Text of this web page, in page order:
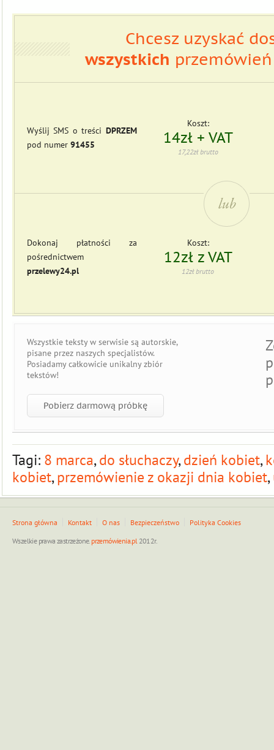
Chcesz uzyskać
wszystkich
Wyślij SMS o treści DPRZEM
pod numer 91455
Koszt:
14zł + VAT
17,22zł brutto
Dokonaj płatności za
pośrednictwem
przelewy24.pl
Koszt:
12zł z VAT
12zł brutto
Wszystkie teksty w serwisie są autorskie,
pisane przez naszych specjalistów.
Posiadamy całkowicie unikalny zbiór
tekstów!
Pobierz darmową próbkę
Tagi: 8 marca,do słuchaczy,dzień kobiet,
kobiet,przemówienie z okazji dnia kobiet,
Strona główna Kontakt O nas Bezpieczeństwo
Polityka Cookies
Wszelkie prawa zastrzeżone. przemówienia.pl2012r.